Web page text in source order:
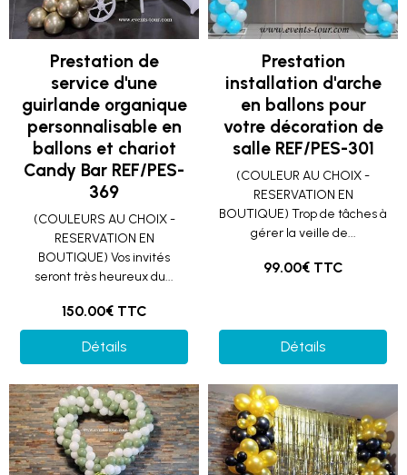
Prestation de
service d'une
guirlande organique
personnalisable en
ballons et chariot
Candy Bar REF/PES-
369
(COULEURS AU CHOIX -
RESERVATION EN
BOUTIQUE) Vos invités
seront très heureux du...
150.00€ TTC
Détails
Prestation
installation d'arche
en ballons pour
votre décoration de
salle REF/PES-301
(COULEUR AU CHOIX -
RESERVATION EN
BOUTIQUE) Trop de tâches à
gérer la veille de...
99.00€ TTC
Détails